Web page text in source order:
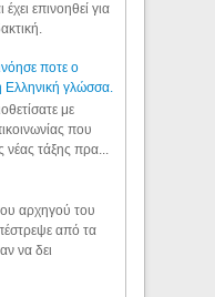
επινοηθεί για
ποτε ο
Ελληνική γλώσσα.
με
που
νέας τάξης πρα...
αρχηγού του
από τα
να δει